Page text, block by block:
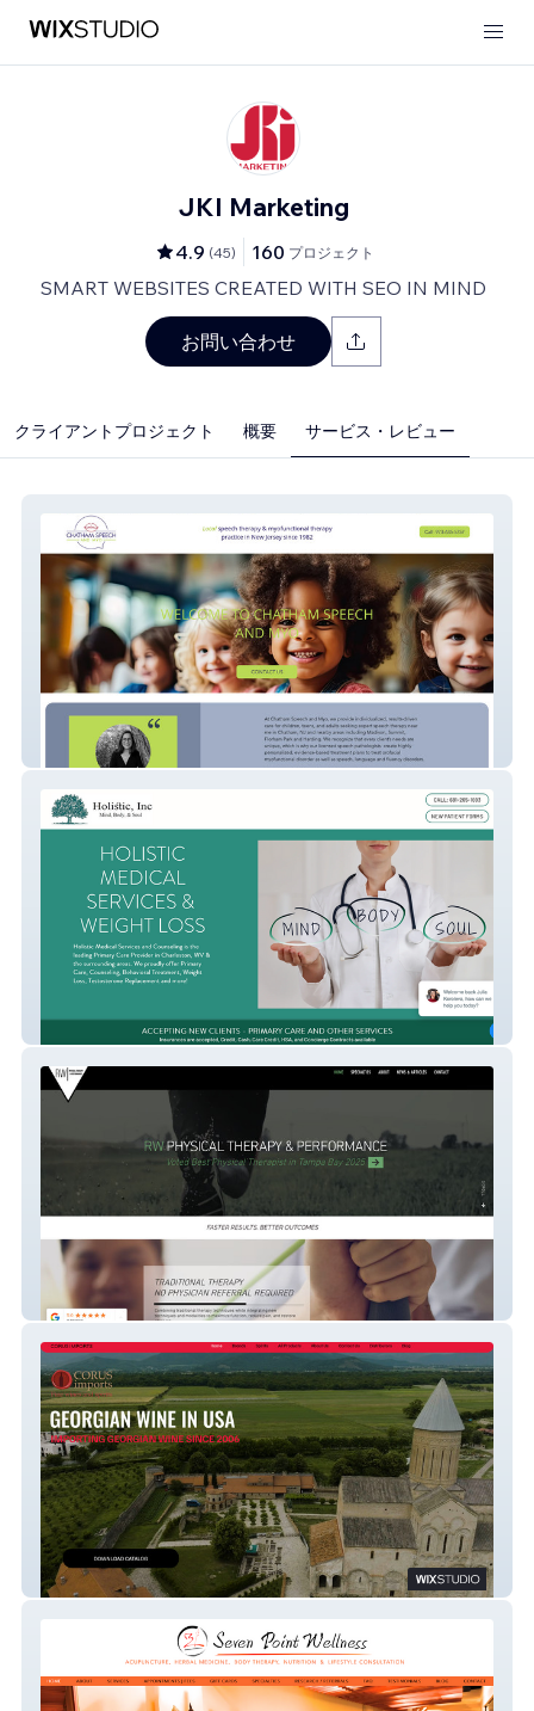
JKI Marketing
4.9 (45) 160 プロジェクト
SMART WEBSITES CREATED WITH SEO IN MIND
お問い合わせ
クライアントプロジェクト 概要 サービス・レビュー
Chatham Speech & Myo
Holistic Medical Ser
Rw Physical Therapy
Corus US